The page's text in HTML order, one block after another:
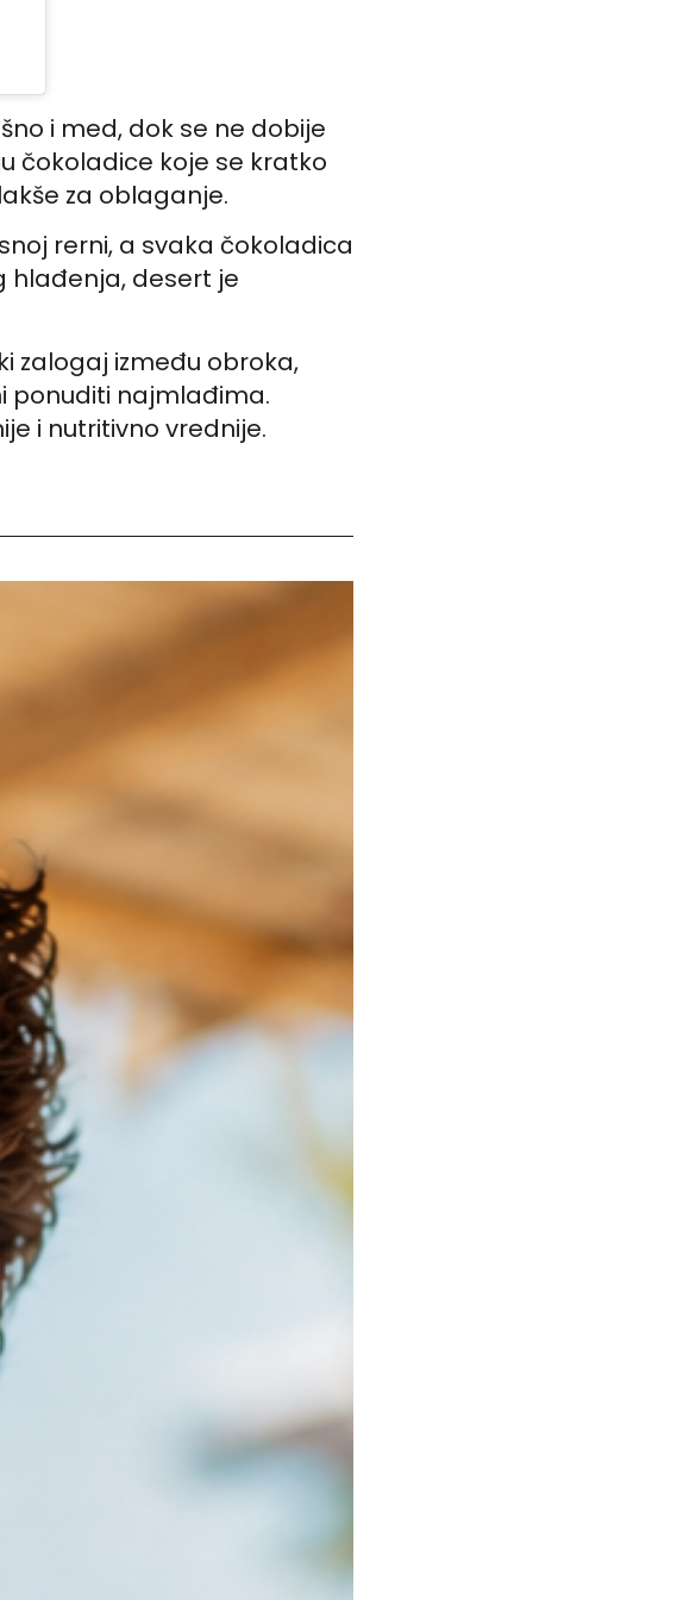
i med, dok se ne dobije
čokoladice koje se kratko
za oblaganje.
rerni, a svaka čokoladica
hlađenja, desert je
zalogaj između obroka,
ponuditi najmlađima.
i nutritivno vrednije.